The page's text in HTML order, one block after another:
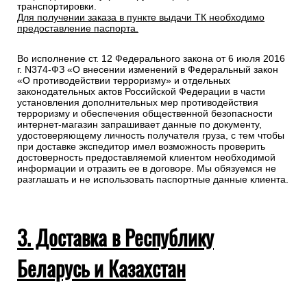
транспортировки.
Для получении заказа в пункте выдачи ТК необходимо
предоставление паспорта.
Во исполнение ст. 12 Федерального закона от 6 июля 2016
г. N374-ФЗ «О внесении изменений в Федеральный закон
«О противодействии терроризму» и отдельных
законодательных актов Российской Федерации в части
установления дополнительных мер противодействия
терроризму и обеспечения общественной безопасности
интернет-магазин запрашивает данные по документу,
удостоверяющему личность получателя груза, с тем чтобы
при доставке экспедитор имел возможность проверить
достоверность предоставляемой клиентом необходимой
информации и отразить ее в договоре. Мы обязуемся не
разглашать и не использовать паспортные данные клиента.
3. Доставка в Республику
Беларусь и Казахстан